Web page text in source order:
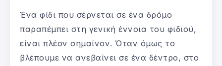
Ένα φίδι που σέρνεται σε ένα δρόμο
παραπέμπει στη γενική έννοια του φιδιού,
είναι πλέον σημαίνον. Όταν όμως το
βλέπουμε να ανεβαίνει σε ένα δέντρο, στο